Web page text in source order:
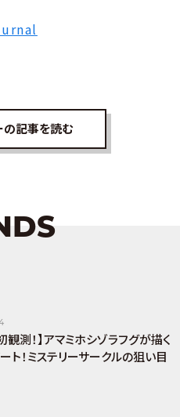
の記事を読む
観測！】アマミホシゾラフグが描く
ト！ミステリーサークルの狙い目